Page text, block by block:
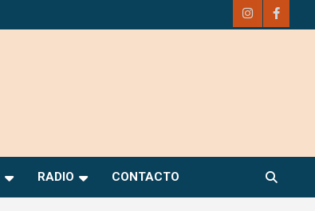
RADIO CONTACTO